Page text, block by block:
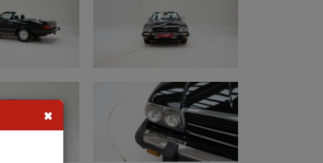
15/09/1988
versnellingsbak
miles (afgelezen mijlenstand)
×